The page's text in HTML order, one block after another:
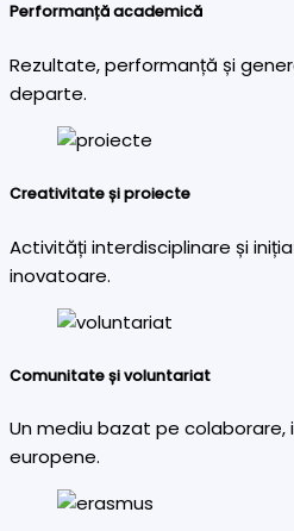
Performanță academică
Rezultate, performanță și
departe.
Creativitate și proiecte
Activități interdisciplinare și
inovatoare.
Comunitate și voluntariat
Un mediu bazat pe colaborare,
europene.